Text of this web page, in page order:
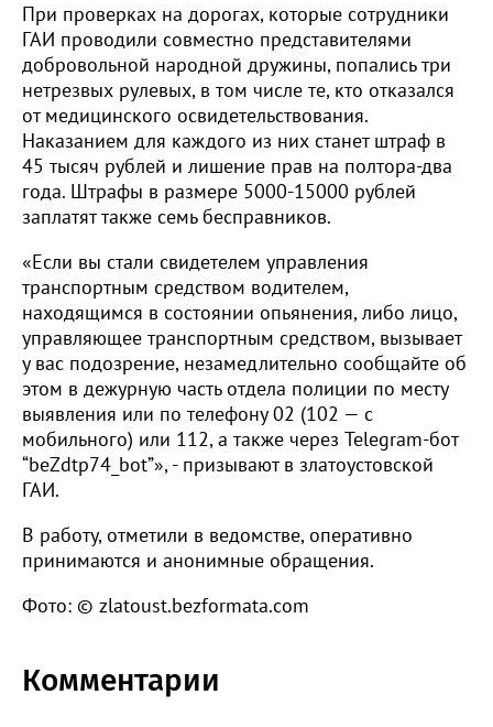
При проверках на дорогах, которые сотрудники
ГАИ проводили совместно представителями
добровольной народной дружины, попались три
нетрезвых рулевых, в том числе те, кто отказался
от медицинского освидетельствования.
Наказанием для каждого из них станет штраф в
45 тысяч рублей и лишение прав на полтора-два
года. Штрафы в размере 5000-15000 рублей
заплатят также семь бесправников.
«Если вы стали свидетелем управления
транспортным средством водителем,
находящимся в состоянии опьянения, либо лицо,
управляющее транспортным средством, вызывает
у вас подозрение, незамедлительно сообщайте об
этом в дежурную часть отдела полиции по месту
выявления или по телефону 02 (102 — с
мобильного) или 112, а также через Telegram-бот
“beZdtp74_bot”», - призывают в златоустовской
ГАИ.
В работу, отметили в ведомстве, оперативно
принимаются и анонимные обращения.
Фото: © zlatoust.bezformata.com
Комментарии